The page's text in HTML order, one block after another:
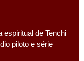
espiritual de Tenchi
piloto e série